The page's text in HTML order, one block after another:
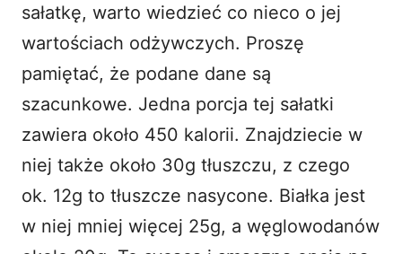
sałatkę, warto wiedzieć co nieco o jej
wartościach odżywczych. Proszę
pamiętać, że podane dane są
szacunkowe. Jedna porcja tej sałatki
zawiera około 450 kalorii. Znajdziecie w
niej także około 30g tłuszczu, z czego
ok. 12g to tłuszcze nasycone. Białka jest
w niej mniej więcej 25g, a węglowodanów